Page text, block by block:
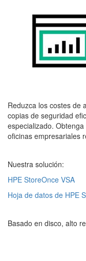
Reduzca los costes de
copias de seguridad
especializado.
oficinas empresariales
Nuestra solución:
HPE StoreOnce VSA
Hoja de datos de HPE
Basado en disco, alto